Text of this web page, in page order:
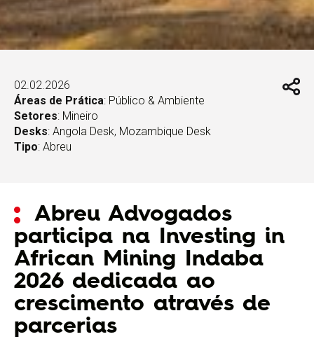
02.02.2026
Áreas de Prática: Público & Ambiente
Setores: Mineiro
Desks: Angola Desk, Mozambique Desk
Tipo: Abreu
Abreu Advogados
participa na Investing in
African Mining Indaba
2026 dedicada ao
crescimento através de
parcerias